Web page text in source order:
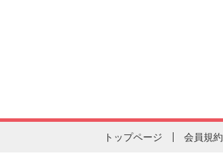
トップページ 会員規約